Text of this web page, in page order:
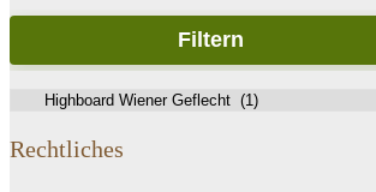
Filtern
Rechtliches